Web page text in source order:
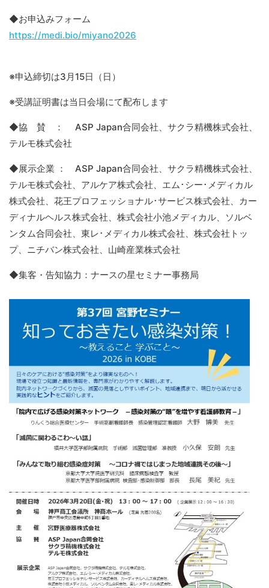
◆お申込みフォーム
https://medi.bio/miyano2026
※申込締切は3月15日（日）
※受講証明書は当日会場にて配布します
◆協 賛 ： ASP Japan合同会社、サクラ精機株式会社、
テルモ株式会社
◆展示企業 ： ASP Japan合同会社、サクラ精機株式会社、
テルモ株式会社、アルケア株式会社、エム･シー･メディカル
株式会社、花王プロフェッショナル･サービス株式会社、カー
ディナルヘルス株式会社、株式会社小池メディカル、ソルベ
ンタム合同会社、東レ･メディカル株式会社、株式会社トッ
プ、ニチバン株式会社、山崎産業株式会社
◆集客・告知協力：ナースの星セミナー事務局